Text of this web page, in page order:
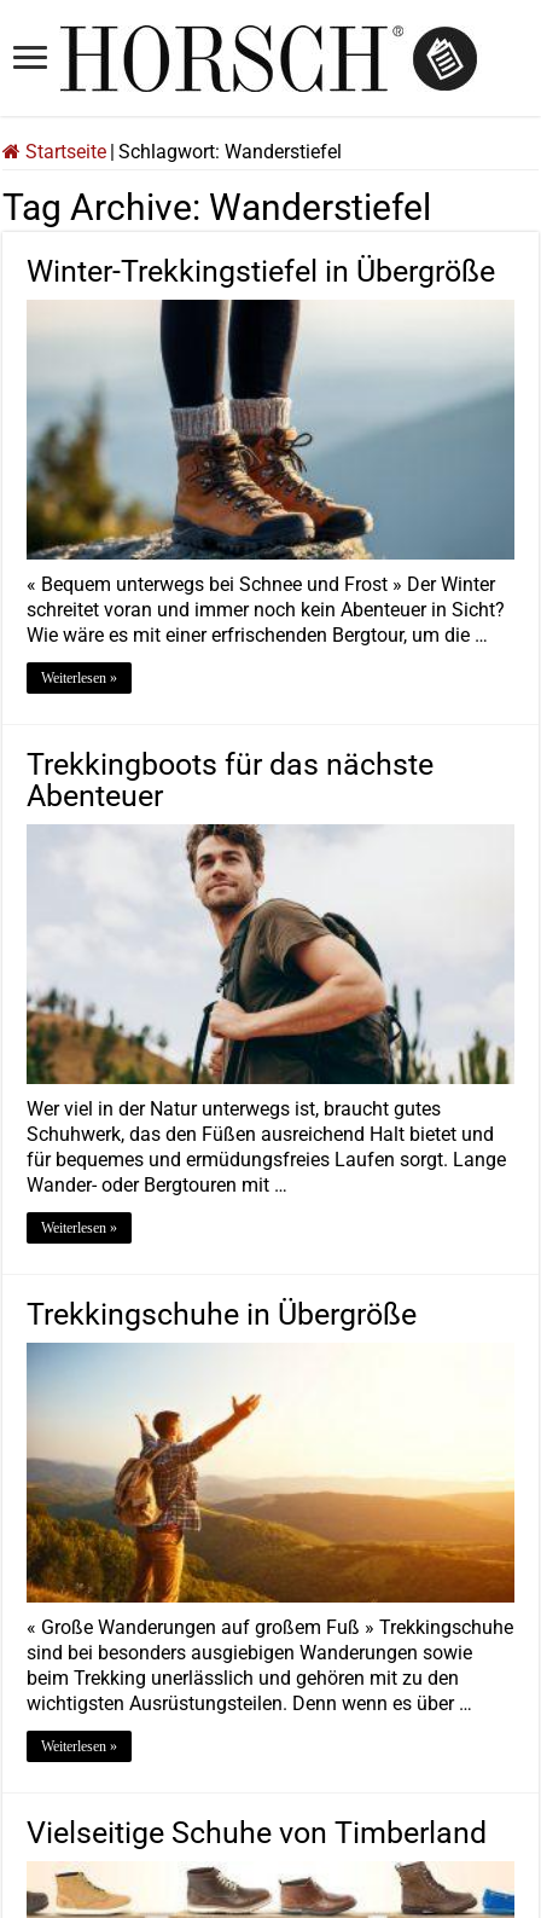
Startseite Schlagwort:Wanderstiefel
Tag Archive: Wanderstiefel
Winter-Trekkingstiefel in Übergröße
« Bequem unterwegs bei Schnee und Frost » Der Winter
schreitet voran und immer noch kein Abenteuer in Sicht?
Wie wäre es mit einer erfrischenden Bergtour, um die …
Weiterlesen »
Trekkingboots für das nächste
Abenteuer
Wer viel in der Natur unterwegs ist, braucht gutes
Schuhwerk, das den Füßen ausreichend Halt bietet und
für bequemes und ermüdungsfreies Laufen sorgt. Lange
Wander- oder Bergtouren mit …
Weiterlesen »
Trekkingschuhe in Übergröße
« Große Wanderungen auf großem Fuß » Trekkingschuhe
sind bei besonders ausgiebigen Wanderungen sowie
beim Trekking unerlässlich und gehören mit zu den
wichtigsten Ausrüstungsteilen. Denn wenn es über …
Weiterlesen »
Vielseitige Schuhe von Timberland